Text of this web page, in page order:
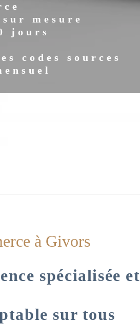
mesure
jours
codes sources
à Givors
spécialisée et
sur tous